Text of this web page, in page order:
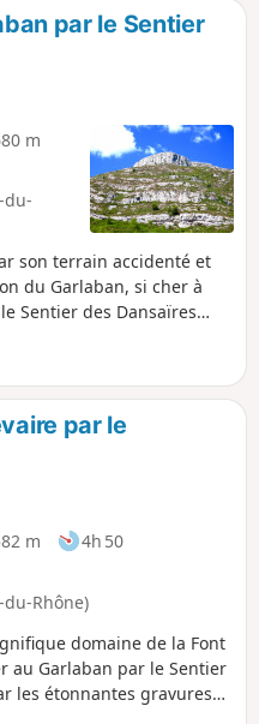
Victoire !
par le Sentier
m
du-
son terrain accidenté et
du Garlaban, si cher à
Sentier des Dansaïres
de côtoyer d'anciennes
mener à l'Écomusée de la
culturelle fort
à la buvette
par le
m
4h 50
Rhône)
domaine de la Font
au Garlaban par le Sentier
les étonnantes gravures